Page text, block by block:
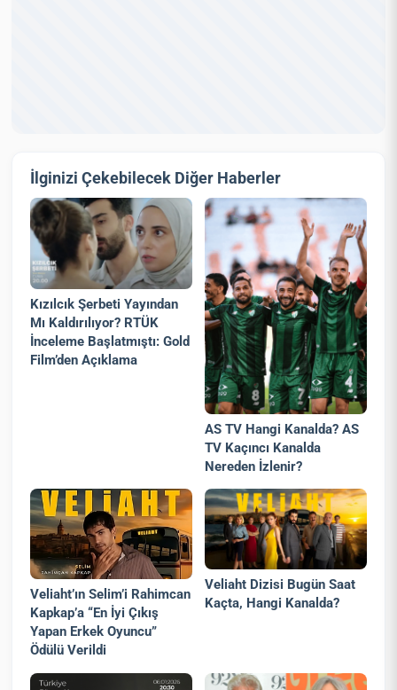
İlginizi Çekebilecek Diğer Haberler
Kızılcık Şerbeti Yayından
Mı Kaldırılıyor? RTÜK
İnceleme Başlatmıştı: Gold
Film’den Açıklama
AS TV Hangi Kanalda? AS
TV Kaçıncı Kanalda
Nereden İzlenir?
Veliaht’ın Selim’i Rahimcan
Kapkap’a “En İyi Çıkış
Yapan Erkek Oyuncu”
Ödülü Verildi
Veliaht Dizisi Bugün Saat
Kaçta, Hangi Kanalda?